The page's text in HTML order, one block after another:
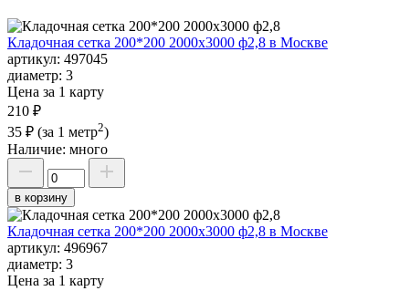
Кладочная сетка 200*200 2000х3000 ф2,8 в Москве
артикул: 497045
диаметр: 3
Цена за 1 карту
210 ₽
35 ₽ (за 1 метр2)
Наличие: много
в корзину
Кладочная сетка 200*200 2000х3000 ф2,8 в Москве
артикул: 496967
диаметр: 3
Цена за 1 карту